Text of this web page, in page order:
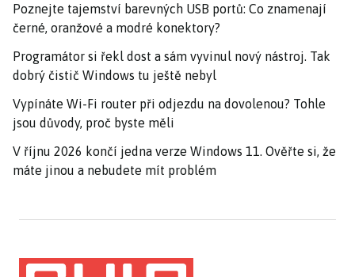
Poznejte tajemství barevných USB portů: Co znamenají
černé, oranžové a modré konektory?
Programátor si řekl dost a sám vyvinul nový nástroj. Tak
dobrý čistič Windows tu ještě nebyl
Vypínáte Wi-Fi router při odjezdu na dovolenou? Tohle
jsou důvody, proč byste měli
V říjnu 2026 končí jedna verze Windows 11. Ověřte si, že
máte jinou a nebudete mít problém